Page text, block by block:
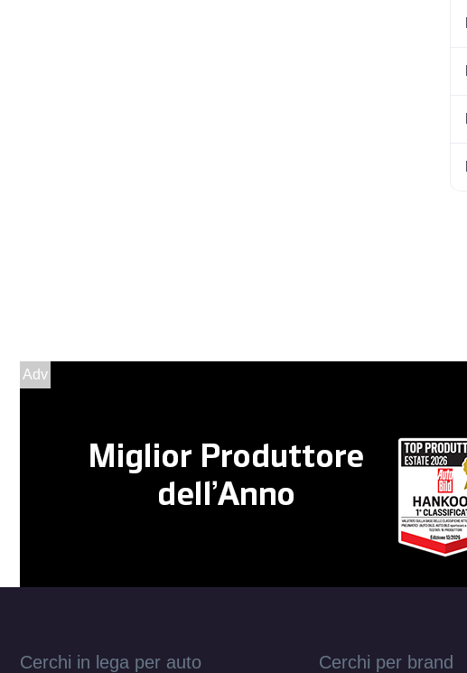
Adv
Cerchi in lega per auto Cerchi per brand